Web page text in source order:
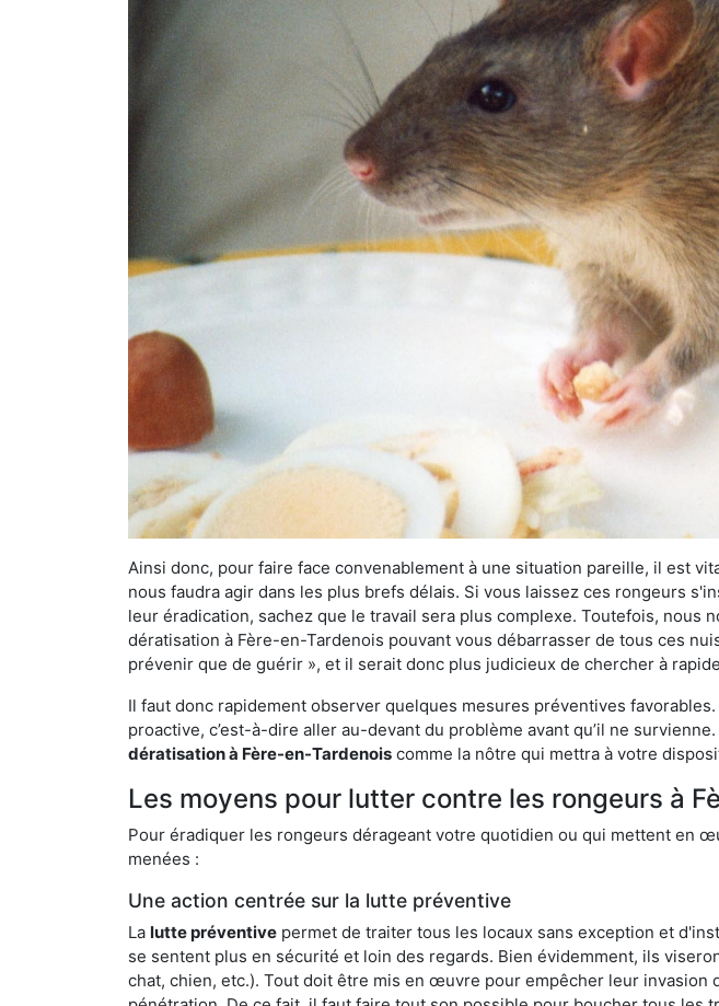
Ainsi donc, pour faire face convenablement à une situation pareille, il est
nous faudra agir dans les plus brefs délais. Si vous laissez ces rongeurs
leur éradication, sachez que le travail sera plus complexe. Toutefois,
dératisation à Fère-en-Tardenois pouvant vous débarrasser de tous ces
prévenir que de guérir », et il serait donc plus judicieux de chercher à
Il faut donc rapidement observer quelques mesures préventives
proactive, c’est-à-dire aller au-devant du problème avant qu’il ne
dératisation à Fère-en-Tardenois comme la nôtre qui mettra à votre
Les moyens pour lutter contre les rongeurs à
Pour éradiquer les rongeurs dérageant votre quotidien ou qui mettent en
menées :
Une action centrée sur la lutte préventive
La lutte préventive permet de traiter tous les locaux sans exception et
se sentent plus en sécurité et loin des regards. Bien évidemment, ils
chat, chien, etc.). Tout doit être mis en œuvre pour empêcher leur